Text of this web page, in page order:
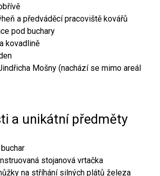
a předváděcí pracoviště kovářů
pod buchary
kovadlině
Mošny (nachází se mimo areál
a unikátní předměty
stojanová vrtačka
na stříhání silných plátů železa